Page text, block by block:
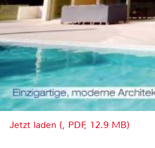
Jetzt laden (, PDF, 12.9 MB)